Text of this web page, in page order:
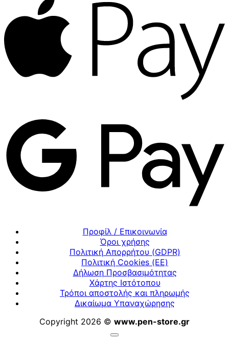
Προφίλ / Επικοινωνία
Όροι χρήσης
Πολιτική Απορρήτου (GDPR)
Πολιτική Cookies (ΕΕ)
Δήλωση Προσβασιμότητας
Χάρτης Ιστότοπου
Τρόποι αποστολής και πληρωμής
Δικαίωμα Υπαναχώρησης
Copyright 2026 © www.pen-store.gr